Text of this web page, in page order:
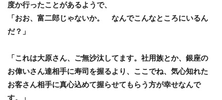
度か行ったことがあるようで、
「おお、富二郎じゃないか。 なんでこんなところにいるん
だ？」
「これは大原さん、ご無沙汰してます。社用族とか、銀座の
お偉いさん達相手に寿司を握るより、ここでね、気心知れた
お客さん相手に真心込めて握らせてもらう方が幸せなんで
す。」